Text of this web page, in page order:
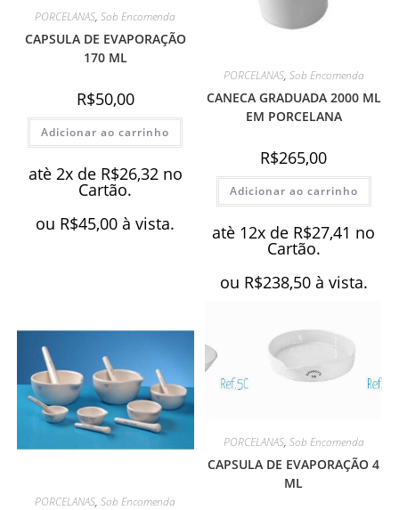
PORCELANAS,Sob Encomenda
CAPSULA DE EVAPORAÇÃO
170 ML
R$50,00
Adicionar ao carrinho
atè 2x de R$26,32 no
Cartão.
ou R$45,00 à vista.
PORCELANAS, Sob Encomenda
CANECA GRADUADA 2000 ML
EM PORCELANA
R$265,00
Adicionar ao carrinho
atè 12x de R$27,41 no
Cartão.
ou R$238,50 à vista.
PORCELANAS,Sob Encomenda
PORCELANAS, Sob Encomenda
CAPSULA DE EVAPORAÇÃO 4
ML